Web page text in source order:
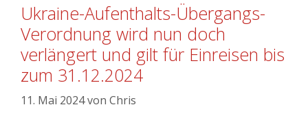
Ukraine-Aufenthalts-Übergangs-
Verordnung wird nun doch
verlängert und gilt für Einreisen bis
zum 31.12.2024
11. Mai 2024von Chris